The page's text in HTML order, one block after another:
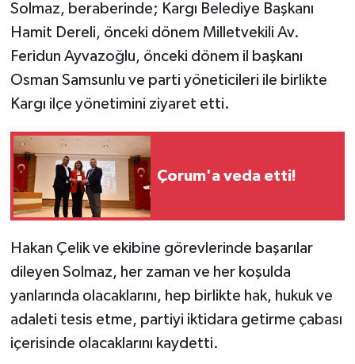
Solmaz, beraberinde; Kargı Belediye Başkanı
Hamit Dereli, önceki dönem Milletvekili Av.
Feridun Ayvazoğlu, önceki dönem il başkanı
Osman Samsunlu ve parti yöneticileri ile birlikte
Kargı ilçe yönetimini ziyaret etti.
Çorum'a veda etti!
Hakan Çelik ve ekibine görevlerinde başarılar
dileyen Solmaz, her zaman ve her koşulda
yanlarında olacaklarını, hep birlikte hak, hukuk ve
adaleti tesis etme, partiyi iktidara getirme çabası
içerisinde olacaklarını kaydetti.